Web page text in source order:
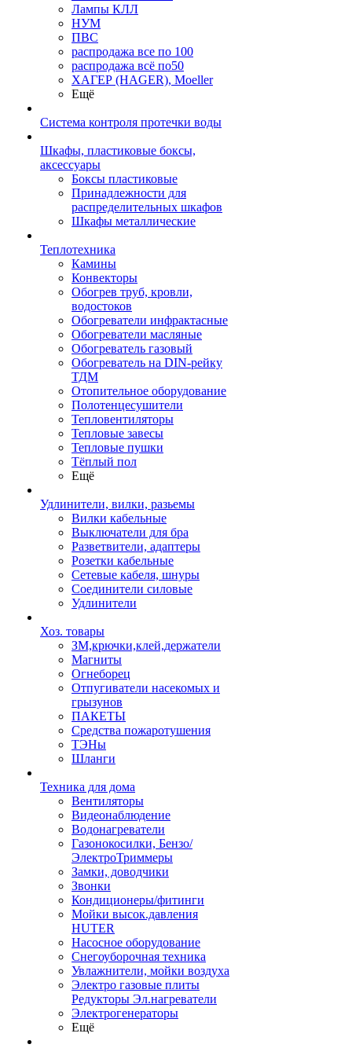
Лампы КЛЛ
НУМ
ПВС
распродажа все по 100
распродажа всё по50
ХАГЕР (HAGER), Moeller
Ещё
Система контроля протечки воды
Шкафы, пластиковые боксы,
аксессуары
Боксы пластиковые
Принадлежности для
распределительных шкафов
Шкафы металлические
Теплотехника
Камины
Конвекторы
Обогрев труб, кровли,
водостоков
Обогреватели инфрактасные
Обогреватели масляные
Обогреватель газовый
Обогреватель на DIN-рейку
ТДМ
Отопительное оборудование
Полотенцесушители
Тепловентиляторы
Тепловые завесы
Тепловые пушки
Тёплый пол
Ещё
Удлинители, вилки, разьемы
Вилки кабельные
Выключатели для бра
Разветвители, адаптеры
Розетки кабельные
Сетевые кабеля, шнуры
Соединители силовые
Удлинители
Хоз. товары
ЗМ,крючки,клей,держатели
Магниты
Огнеборец
Отпугиватели насекомых и
грызунов
ПАКЕТЫ
Средства пожаротушения
ТЭНы
Шланги
Техника для дома
Вентиляторы
Видеонаблюдение
Водонагреватели
Газонокосилки, Бензо/
ЭлектроТриммеры
Замки, доводчики
Звонки
Кондиционеры/фитинги
Мойки высок.давления
HUTER
Насосное оборудование
Снегоуборочная техника
Увлажнители, мойки воздуха
Электро газовые плиты
Редукторы Эл.нагреватели
Электрогенераторы
Ещё